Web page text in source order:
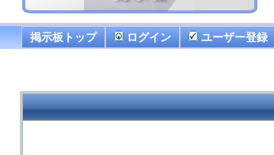
掲示板トップ ログイン ユーザー登録